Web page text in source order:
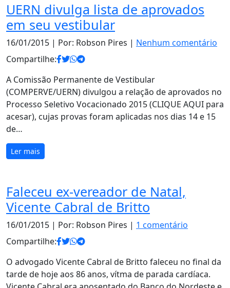
UERN divulga lista de aprovados
em seu vestibular
16/01/2015 | Por: Robson Pires | Nenhum comentário
Compartilhe:
A Comissão Permanente de Vestibular
(COMPERVE/UERN) divulgou a relação de aprovados no
Processo Seletivo Vocacionado 2015 (CLIQUE AQUI para
acesar), cujas provas foram aplicadas nos dias 14 e 15
de…
Ler mais
Faleceu ex-vereador de Natal,
Vicente Cabral de Britto
16/01/2015 | Por: Robson Pires | 1 comentário
Compartilhe:
O advogado Vicente Cabral de Britto faleceu no final da
tarde de hoje aos 86 anos, vítma de parada cardíaca.